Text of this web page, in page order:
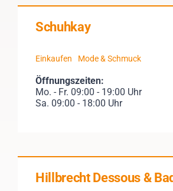
Schuhkay
Einkaufen Mode & Schmuck
Öffnungszeiten:
Mo. - Fr. 09:00 - 19:00 Uhr
Sa. 09:00 - 18:00 Uhr
Hillbrecht Dessous &